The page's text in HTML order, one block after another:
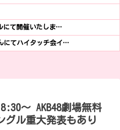
にて開催いたしま…
んにてハイタッチ会イ…
～ AKB48劇場無料
グル重大発表もあり